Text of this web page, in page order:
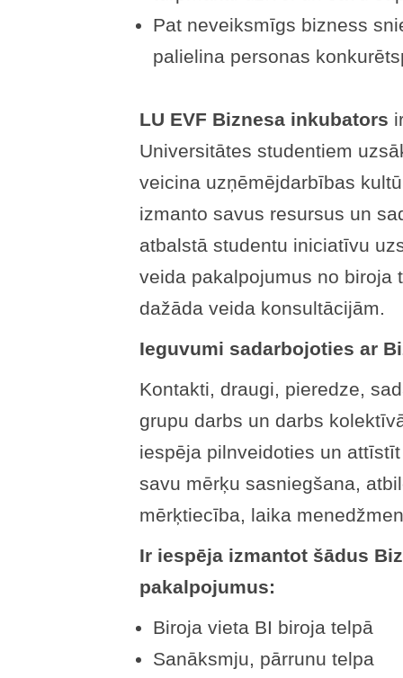
Pat neveiksmīgs bizness
palielina personas
LU EVF Biznesa inkubators
Universitātes studentiem
veicina uzņēmējdarbības
izmanto savus resursus un
atbalstā studentu iniciatīvu
veida pakalpojumus no biroja
dažāda veida konsultācijām.
Ieguvumi sadarbojoties ar
Kontakti, draugi, pieredze,
grupu darbs un darbs
iespēja pilnveidoties un
savu mērķu sasniegšana,
mērķtiecība, laika
Ir iespēja izmantot šādus
pakalpojumus:
Biroja vieta BI biroja telpā
Sanāksmju, pārrunu telpa